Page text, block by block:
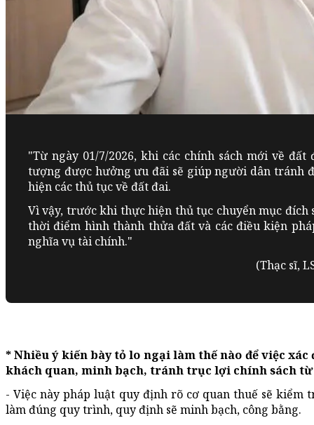
"Từ ngày 01/7/2026, khi các chính sách mới về
tượng được hưởng ưu đãi sẽ giúp người dân tránh
hiện các thủ tục về đất đai.
Vì vậy, trước khi thực hiện thủ tục chuyển mục
thời điểm hình thành thửa đất và các điều kiện
nghĩa vụ tài chính."
(Thạc sĩ,
* Nhiều ý kiến bày tỏ lo ngại làm thế nào để việc
khách quan, minh bạch, tránh trục lợi chính sách
- Việc này pháp luật quy định rõ cơ quan thuế sẽ
làm đúng quy trình, quy định sẽ minh bạch, công bằng.